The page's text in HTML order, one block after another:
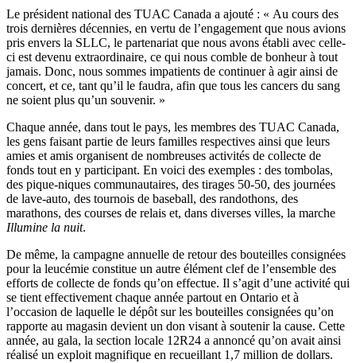
Le président national des TUAC Canada a ajouté : « Au cours des
trois dernières décennies, en vertu de l’engagement que nous avions
pris envers la SLLC, le partenariat que nous avons établi avec celle-
ci est devenu extraordinaire, ce qui nous comble de bonheur à tout
jamais. Donc, nous sommes impatients de continuer à agir ainsi de
concert, et ce, tant qu’il le faudra, afin que tous les cancers du sang
ne soient plus qu’un souvenir. »
Chaque année, dans tout le pays, les membres des TUAC Canada,
les gens faisant partie de leurs familles respectives ainsi que leurs
amies et amis organisent de nombreuses activités de collecte de
fonds tout en y participant. En voici des exemples : des tombolas,
des pique-niques communautaires, des tirages 50-50, des journées
de lave-auto, des tournois de baseball, des randothons, des
marathons, des courses de relais et, dans diverses villes, la marche
Illumine la nuit.
De même, la campagne annuelle de retour des bouteilles consignées
pour la leucémie constitue un autre élément clef de l’ensemble des
efforts de collecte de fonds qu’on effectue. Il s’agit d’une activité qui
se tient effectivement chaque année partout en Ontario et à
l’occasion de laquelle le dépôt sur les bouteilles consignées qu’on
rapporte au magasin devient un don visant à soutenir la cause. Cette
année, au gala, la section locale 12R24 a annoncé qu’on avait ainsi
réalisé un exploit magnifique en recueillant 1,7 million de dollars.